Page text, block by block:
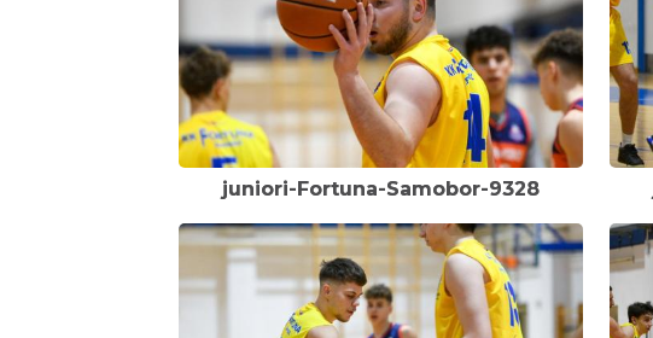
juniori-Fortuna-Samobor-9328